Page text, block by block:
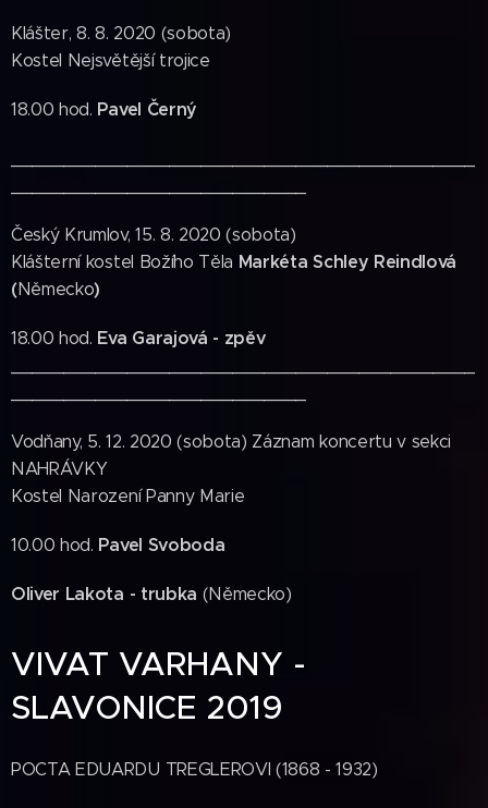
Klášter, 8. 8. 2020 (sobota)
Kostel Nejsvětější trojice
18.00 hod. Pavel Černý
Český Krumlov, 15. 8. 2020 (sobota)
Klášterní kostel Božího Těla Markéta Schley Reindlová
(Německo)
18.00 hod. Eva Garajová - zpěv
Vodňany, 5. 12. 2020 (sobota) Záznam koncertu v sekci
NAHRÁVKY
Kostel Narození Panny Marie
10.00 hod. Pavel Svoboda
Oliver Lakota - trubka (Německo)
VIVAT VARHANY -
SLAVONICE 2019
POCTA EDUARDU TREGLEROVI (1868 - 1932)